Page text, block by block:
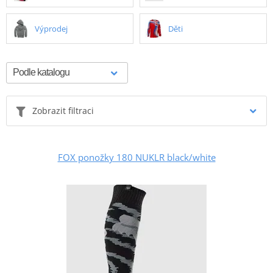
Výprodej Děti
Zobrazit filtraci
FOX ponožky 180 NUKLR black/white